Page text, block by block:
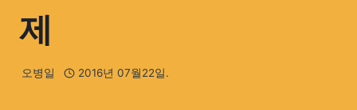
제
오병일 2016년 07월22일.